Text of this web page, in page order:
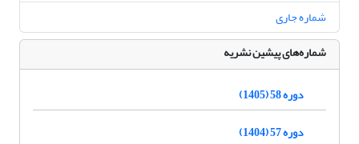
شماره جاری
شماره‌های پیشین نشریه
دوره 58 (1405)
دوره 57 (1404)